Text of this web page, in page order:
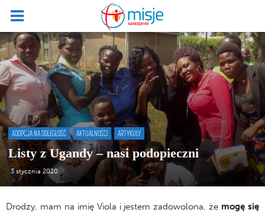
ADOPCJA NA ODLEGŁOŚĆ AKTUALNOŚCI ARTYKUŁY
Listy z Ugandy – nasi podopieczni
3 stycznia 2020
Drodzy, mam na imię Viola i jestem zadowolona, że mogę się